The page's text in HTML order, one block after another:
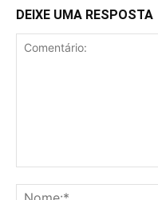
DEIXE UMA RESPOSTA